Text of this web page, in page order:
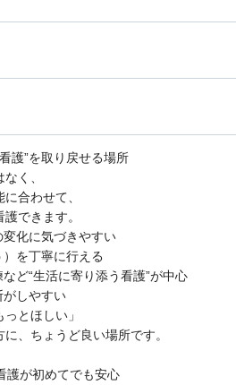
護”を取り戻せる場所
く、
合わせて、
できます。
化に気づきやすい
を丁寧に行える
ど“生活に寄り添う看護”が中心
がしやすい
とほしい」
、ちょうど良い場所です。
護が初めてでも安心